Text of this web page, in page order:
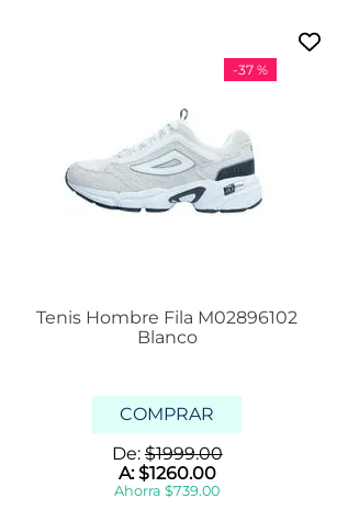
-37 %
Tenis Hombre Fila M02896102
Blanco
COMPRAR
De:$1999.00
A:$1260.00
Ahorra$739.00